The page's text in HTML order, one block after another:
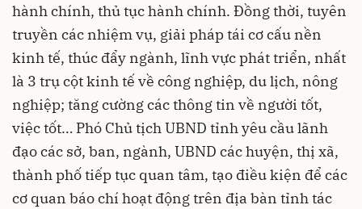
hành chính, thủ tục hành chính. Đồng thời, tuyên
truyền các nhiệm vụ, giải pháp tái cơ cấu nền
kinh tế, thúc đẩy ngành, lĩnh vực phát triển, nhất
là 3 trụ cột kinh tế về công nghiệp, du lịch, nông
nghiệp; tăng cường các thông tin về người tốt,
việc tốt… Phó Chủ tịch UBND tỉnh yêu cầu lãnh
đạo các sở, ban, ngành, UBND các huyện, thị xã,
thành phố tiếp tục quan tâm, tạo điều kiện để các
cơ quan báo chí hoạt động trên địa bàn tỉnh tác